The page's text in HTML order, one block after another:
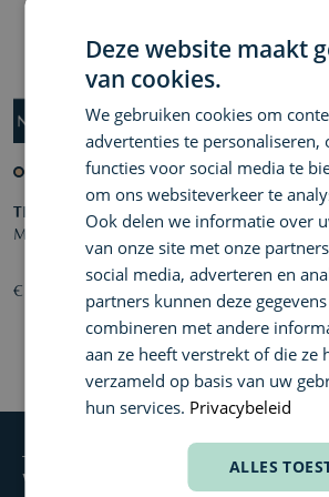
TIRTIR
Mask Fit Red Cushion
€ 27,80
WELKOM BIJ PARFUMA
Deze website maakt
van cookies.
We gebruiken cookies om
advertenties te personaliseren,
functies voor social media te
om ons websiteverkeer te
Ook delen we informatie over
van onze site met onze
social media, adverteren en
partners kunnen deze gegevens
combineren met andere
aan ze heeft verstrekt of die ze
verzameld op basis van uw
hun services. Privacybeleid
ALLES